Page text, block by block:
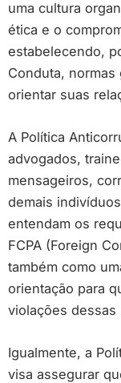
uma cultura
ética e o
estabelecendo,
Conduta,
orientar suas
A Política
advogados,
mensageiros,
demais
entendam os
FCPA (Foreign
também como
orientação para
violações dessas
Igualmente, a
visa assegurar